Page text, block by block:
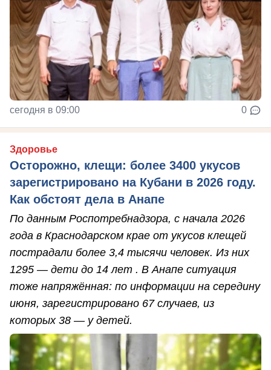
сегодня в 09:00 0
Здоровье
Осторожно, клещи: более 3400 укусов
зарегистрировано на Кубани в 2026 году.
Как обстоят дела в Анапе
По данным Роспотребнадзора, с начала 2026
года в Краснодарском крае от укусов клещей
пострадали более 3,4 тысячи человек. Из них
1295 — дети до 14 лет . В Анапе ситуация
тоже напряжённая: по информации на середину
июня, зарегистрировано 67 случаев, из
которых 38 — у детей.